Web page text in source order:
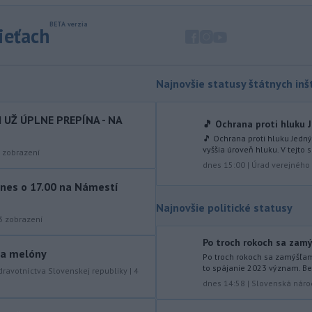
boli do odvolania vyhlásené
Od piatku do nedele (9. 8.)
do ukončenia premávky bude z
hudobného festivalu
organizácia MHD v oblasti Vajnôr.
Haraslín môže v najbližšom období
klubovú adresu. O 30-ročného
stredopoliara Sparty Praha sa podľa
UŽ ÚPLNE PREPÍNA - NA
zobrazení
o 17.00 na Námestí
zobrazení
melóny
Slovenskej republiky | 4
Najnovšie statusy štátnych
🎵 Ochrana proti hluku
🎵 Ochrana proti hluku
vyššia úroveň hluku. V tejto
dnes 15:00 | Úrad
Najnovšie politické statusy
Po troch rokoch sa
Po troch rokoch sa
to spájanie 2023 význam.
dnes 14:58 | Slovenská